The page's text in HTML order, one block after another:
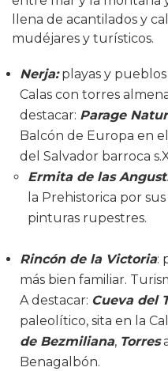
llena de acantilados y
mudéjares y turísticos.
Nerja:playas y
Calas con torres
destacar: Parage
Balcón de Europa en
del Salvador barroca
Ermita de las
la Prehistorica por
pinturas rupestres.
Rincón de la Victoria:
más bien familiar.
A destacar: Cueva del
paleolítico, sita en la
de Bezmiliana, Torres
Benagalbón.